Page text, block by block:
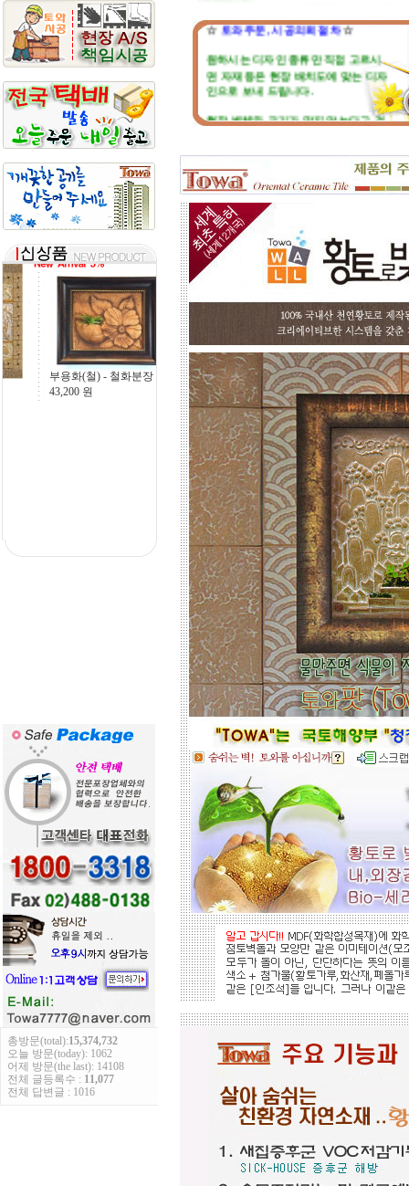
[이중섭- 물고기], 15
756,000
원
총방문(total):15,374,732
오늘 방문(today): 1062
어제 방문(the last): 14108
전체 글등록수 :11,077
전체 답변글 : 1016
☆토와 주문, 시공의뢰 절차☆
원하시는 디자인 종류만 직접 고르시
면 자재 등은 현장 배치도에 맞는 디자
인으로 보내 드립니다.
현장 벽체와 크기가 맞지 않는다고 걱
정마세요. 부족하거나 남는부분은 자
토와 분청사기 부조 벽화는 일련
번호가 있으니, 근처에 타일공을 불러
직접 시공하시고, 번거러워 저희 시공
팀에 의뢰하시면, 시공 포함한 세부 견
적도 가능합니다.
☆포인트 벽화는 토아트에서.. ☆
로 길이를 대략 재어 보시고,
토와의 포인트 컨셉만 골라주시면 최
선의 디자인+견적을 드립니다.
예산에 따라 포인트 벽화부분 즉, 토
아트의 작품크기를 줄이면 저렴하게
도 가능하오니, 거실 아트월 이외에는
토와월과 같은 패턴타일 위주로 디자
인해도 친환경과 기능성 자재의 성능
차이는 없습니다.
☆거실아트월,쇼파월,중문,콘솔☆
고객님의 벽체 사이즈를 예를들어 가
로 3m라면 바로 위 검색코너에서 가로
3000을'클릭'해서 원하는 크기의 상품
들을 보시고 찾으시는 가격과 디자인
을 메모하시고 고객센타로 전화상담
하시기 바랍니다.
전문 상담원이 제대로 된 친환경 인테
리어자재로 값싼 인테리어가 되는 노
하우를 제시해 드립니다.
황토타일의 제습기능으로 끈적한 여
름은 시원하게.. 겨울은 가습기능과 원
적외선 방사로 따뜻하게..
도자부조로 조각된 최고의 작품을 인
테리어 마감자재로 활용하여 집안품
격을 업그레이드해 보세요.